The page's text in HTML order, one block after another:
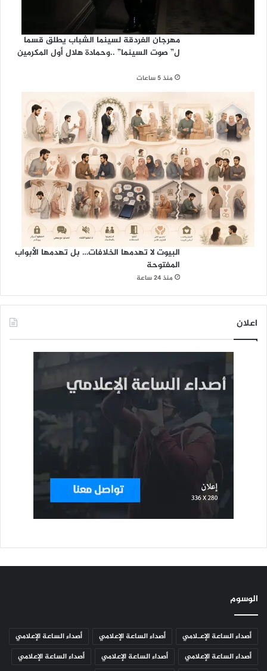
مهرجان الغردقة لسينما الشباب يطلق قسما
ل” صوت السينما” ..وحمادة هلال أول المكرمين
منذ 5 ساعات
البيوت لا تهدمها الخلافات… بل تهدمها الأبواب
المفتوحة
منذ 24 ساعة
اعلان
الوسوم
أصداء الساعة الإعـلامي أصداء الساعة الإعلامي
أصداء الساعة الإعلامي
أصداء الساعة الإعلامي
أصداء الساعة الإعلامي أصداء الساعة الإعلامي